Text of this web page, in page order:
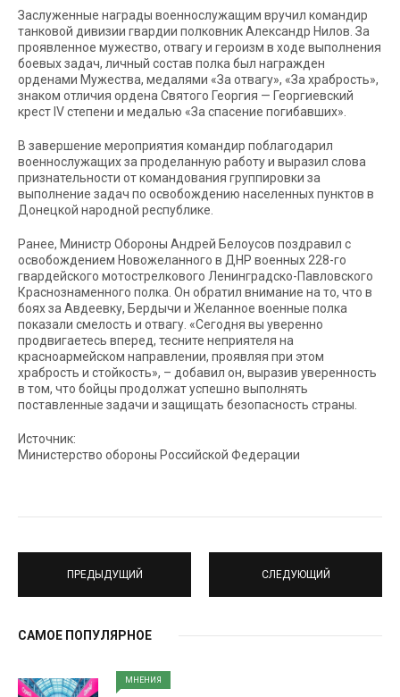
Заслуженные награды военнослужащим вручил командир
танковой дивизии гвардии полковник Александр Нилов. За
проявленное мужество, отвагу и героизм в ходе выполнения
боевых задач, личный состав полка был награжден
орденами Мужества, медалями «За отвагу», «За храбрость»,
знаком отличия ордена Святого Георгия — Георгиевский
крест IV степени и медалью «За спасение погибавших».
В завершение мероприятия командир поблагодарил
военнослужащих за проделанную работу и выразил слова
признательности от командования группировки за
выполнение задач по освобождению населенных пунктов в
Донецкой народной республике.
Ранее, Министр Обороны Андрей Белоусов поздравил с
освобождением Новожеланного в ДНР военных 228-го
гвардейского мотострелкового Ленинградско-Павловского
Краснознаменного полка. Он обратил внимание на то, что в
боях за Авдеевку, Бердычи и Желанное военные полка
показали смелость и отвагу. «Сегодня вы уверенно
продвигаетесь вперед, тесните неприятеля на
красноармейском направлении, проявляя при этом
храбрость и стойкость», – добавил он, выразив уверенность
в том, что бойцы продолжат успешно выполнять
поставленные задачи и защищать безопасность страны.
Источник:
Министерство обороны Российской Федерации
ПРЕДЫДУЩИЙ СЛЕДУЮЩИЙ
САМОЕ ПОПУЛЯРНОЕ
МНЕНИЯ